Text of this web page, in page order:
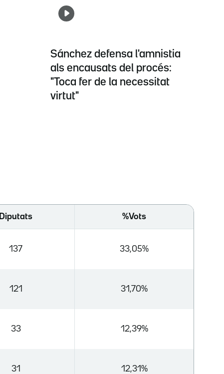
Sánchez defensa l'amnistia
als encausats del procés:
"Toca fer de la necessitat
virtut"
Diputats %Vots
137 33,05%
121 31,70%
33 12,39%
31 12,31%